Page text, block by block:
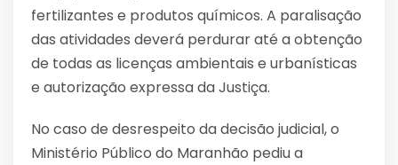
fertilizantes e produtos químicos. A paralisação
das atividades deverá perdurar até a obtenção
de todas as licenças ambientais e urbanísticas
e autorização expressa da Justiça.
No caso de desrespeito da decisão judicial, o
Ministério Público do Maranhão pediu a